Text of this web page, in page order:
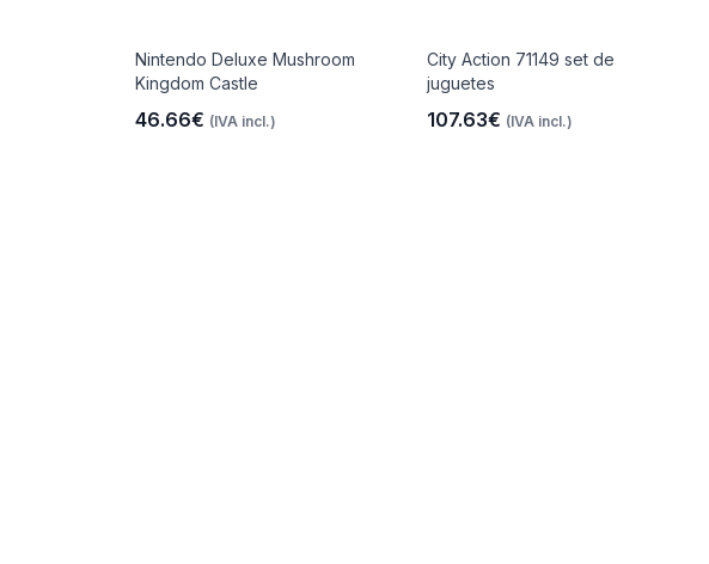
Nintendo Deluxe Mushroom
Kingdom Castle
46.66€ (IVA incl.)
City Action 71149 set de
juguetes
107.63€ (IVA incl.)